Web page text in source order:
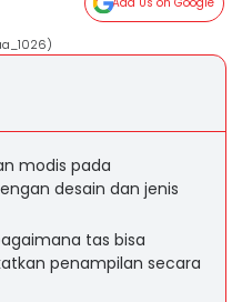
modis pada
desain dan jenis
tas bisa
penampilan secara